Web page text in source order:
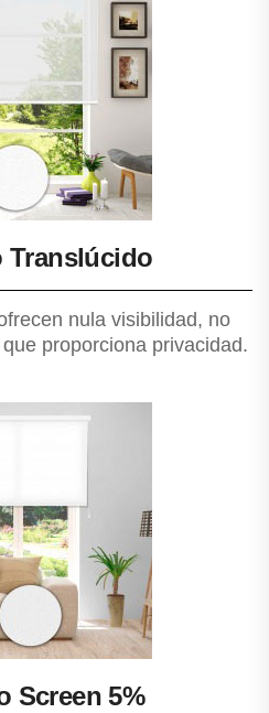
Translúcido
nula visibilidad, no
proporciona privacidad.
Screen 5%